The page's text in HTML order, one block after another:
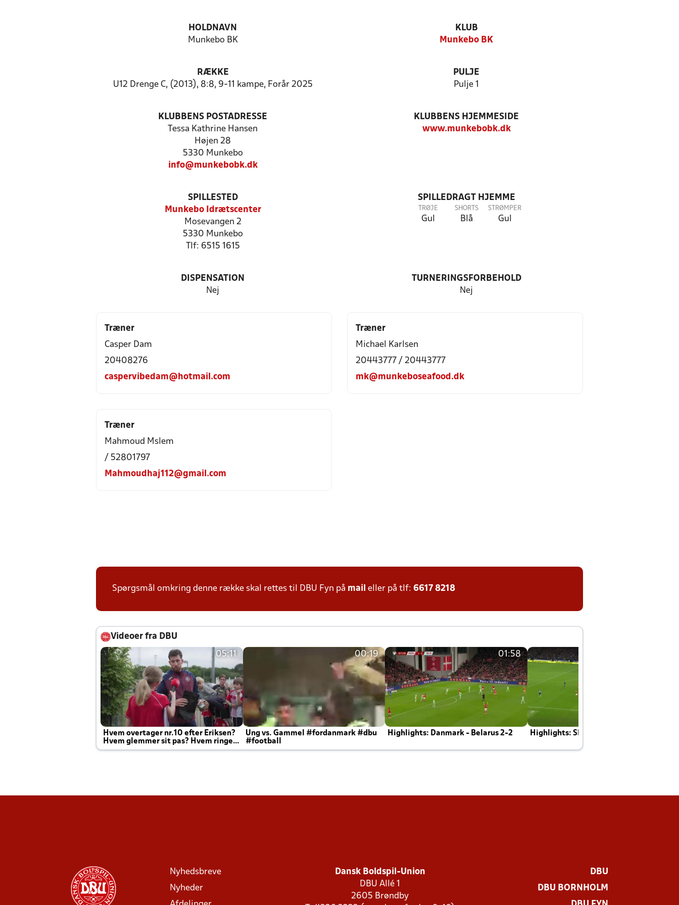
HOLDNAVN
Munkebo BK
KLUB
Munkebo BK
RÆKKE
U12 Drenge C, (2013), 8:8, 9-11 kampe, Forår 2025
PULJE
Pulje 1
KLUBBENS POSTADRESSE
Tessa Kathrine Hansen
Højen 28
5330 Munkebo
info@munkebobk.dk
KLUBBENS HJEMMESIDE
www.munkebobk.dk
SPILLESTED
Munkebo Idrætscenter
Mosevangen 2
5330 Munkebo
Tlf: 6515 1615
SPILLEDRAGT HJEMME
TRØJE
Gul
SHORTS
Blå
STRØMPER
Gul
DISPENSATION
Nej
TURNERINGSFORBEHOLD
Nej
Træner
Casper Dam
20408276
caspervibedam@hotmail.com
Træner
Michael Karlsen
20443777 / 20443777
mk@munkeboseafood.dk
Træner
Mahmoud Mslem
/ 52801797
Mahmoudhaj112@gmail.com
Spørgsmål omkring denne række skal rettes til DBU Fyn på mail eller på tlf: 6617 8218
Videoer fra DBU
05:11
Hvem overtager nr.10 efter Eriksen?
Hvem glemmer sit pas? Hvem ringer
Joachim altid til efter kampe?
00:19
Ung vs. Gammel #fordanmark #dbu
#football
01:58
Highlights: Danmark - Belarus 2-2 Highlights: Skotland - Danmark 4-2
Nyhedsbreve
Nyheder
Dansk Boldspil-Union
DBU Allé 1
2605 Brøndby
DBU
DBU BORNHOLM